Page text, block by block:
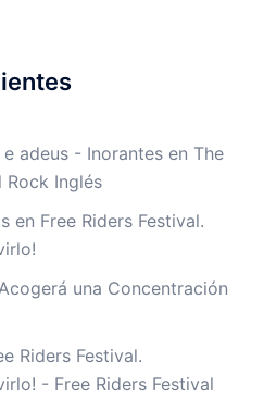
adeus - Inorantes en The
Inglés
en Free Riders Festival.
una Concentración
Riders Festival.
- Free Riders Festival